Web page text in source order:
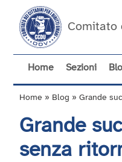
contenuto
principale
Comitato
Navigazione
principale
Home Sezioni
di
pane
Home Blog Grande
Grande
senza